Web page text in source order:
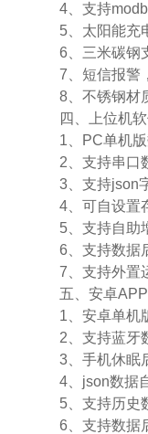
4、支持
5、太阳能充
6、三米碳钢
7、短信报警
8、 不锈钢材
四、上位机
1、PC单机
2、支持串口
3、支持json
4、可自设置
5、支持自助
6、支持数据
7、支持外置
五、安卓
1、安卓单机
2、支持蓝牙
3、手机休眠
4、json数据
5、支持历史
6、支持数据